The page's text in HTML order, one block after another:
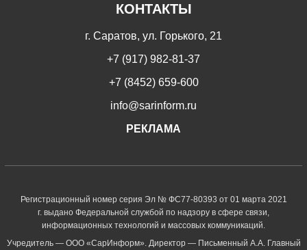
КОНТАКТЫ
г. Саратов, ул. Горького, 21
+7 (917) 982-81-37
+7 (8452) 659-600
info@sarinform.ru
РЕКЛАМА
Регистрационный номер серия Эл № ФС77-80393 от 01 марта 2021
г. выдано Федеральной службой по надзору в сфере связи,
информационных технологий и массовых коммуникаций.
Учредитель — ООО «СарИнформ». Директор — Письменный А.А. Главный